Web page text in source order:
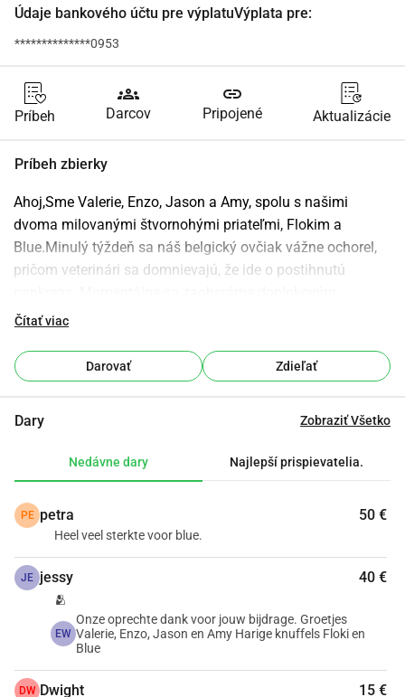
Údaje bankového účtu pre výplatuVýplata pre:
**************0953
Príbeh
groups
Darcov
link
Pripojené Aktualizácie
Príbeh zbierky
Ahoj,Sme Valerie, Enzo, Jason a Amy, spolu s našimi
dvoma milovanými štvornohými priateľmi, Flokim a
Blue.Minulý týždeň sa náš belgický ovčiak vážne ochorel,
pričom veterinári sa domnievajú, že ide o postihnutú
vyšetrením, keďže aktuálna liečba bohužiaľ nezaberá. To
láskyplnou výzvou na všetkých, pretože každý malý
príspevok je srdečne vítaný.Už teraz sme vám veľmi vďační
pozdravom,Valerie, Enzo, Jason a AmyA so srstnatými
Čítať viac
Darovať Zdieľať
Dary Zobraziť Všetko
Nedávne dary Najlepší prispievatelia.
PE petra 50 €
Heel veel sterkte voor blue.
JE jessy 40 €
🫂
EW
Onze oprechte dank voor jouw bijdrage. Groetjes
Valerie, Enzo, Jason en Amy Harige knuffels Floki en
Blue
DW Dwight 15 €